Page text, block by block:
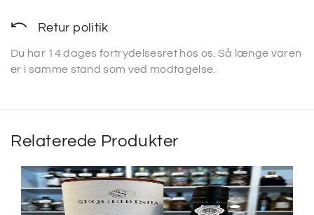
Retur politik
Du har 14 dages fortrydelsesret hos os. Så længe varen
er i samme stand som ved modtagelse.
Relaterede Produkter